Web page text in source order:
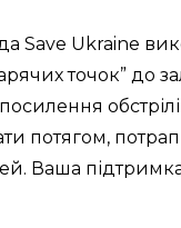
Save Ukraine
точок” до
потягом,
Ваша